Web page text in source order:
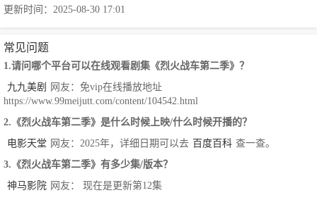
更新时间：2025-08-30 17:01
常见问题
1.请问哪个平台可以在线观看剧集《烈火战车第二季》？
九九美剧
网友：免vip在线播放地址
https://www.99meijutt.com/content/104542.html
2.《烈火战车第二季》是什么时候上映/什么时候开播的？
电影天堂 网友：2025年，详细日期可以去 百度百科 查一查。
3.《烈火战车第二季》有多少集/版本？
神马影院 网友： 现在是更新第12集